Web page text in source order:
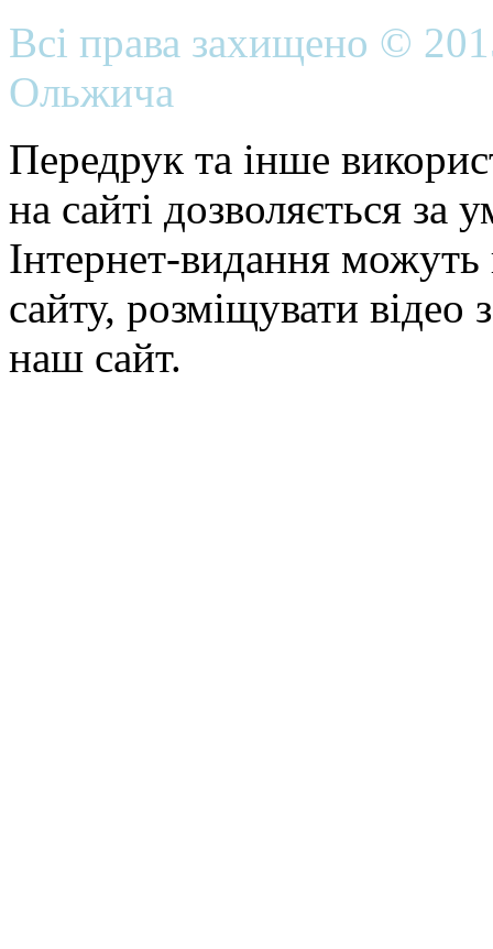
Всі права захищено ©
Ольжича
Передрук та інше
на сайті дозволяється
Інтернет-видання можуть
сайту, розміщувати відео
наш сайт.